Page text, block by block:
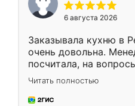
6 августа 2026
Заказывала кухню в
очень довольна.
посчитала, на
Замерщик приехал в
делу со всей
за день, ребята
Читать полностью